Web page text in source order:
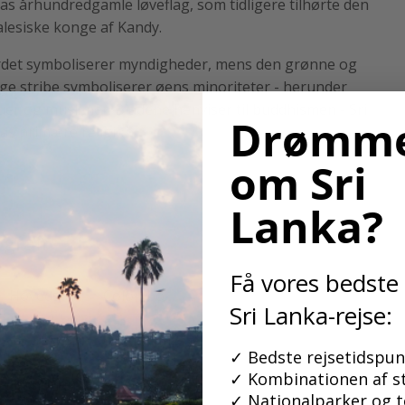
århundredgamle løveflag, som tidligere tilhørte den
konge af Kandy.
symboliserer myndigheder, mens den grønne og
stribe symboliserer øens minoriteter - herunder
og muslimer. Bladene henviser til buddhismen - Sri
primære religion.
Hovedstad: Colombo
Areal: 65.610 km2
Kontinent: Asien
om Sri
Lanka?
Få vores
Sri Lanka-rejse:
✓ Bedste
✓ Kombinationen af
✓ Nationalparker og